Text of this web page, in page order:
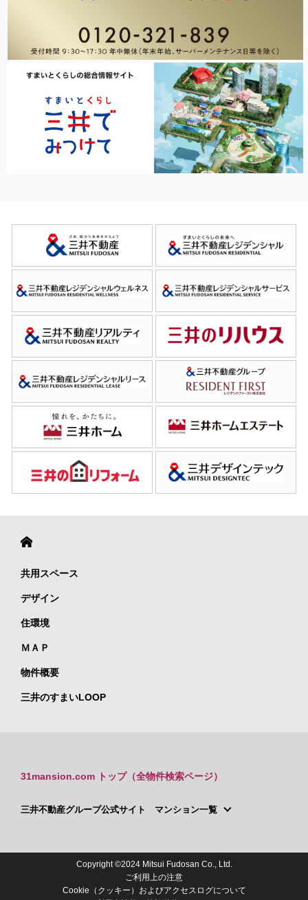
共用スペース
デザイン
住環境
ＭＡＰ
物件概要
三井のすまいLOOP
31mansion.com トップ（全物件検索ページ）
三井不動産グループ公式サイト マンション一覧
Copyright ©2024 Mitsui Fudosan Co., Ltd.
ご利用上の注意
Cookie（クッキー）およびアクセスログについて